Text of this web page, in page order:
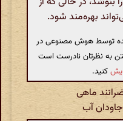
بهره‌مند شود.
توسط هوش مصنوعی در
به نظرتان نادرست است
کنید.
ماهی
آب